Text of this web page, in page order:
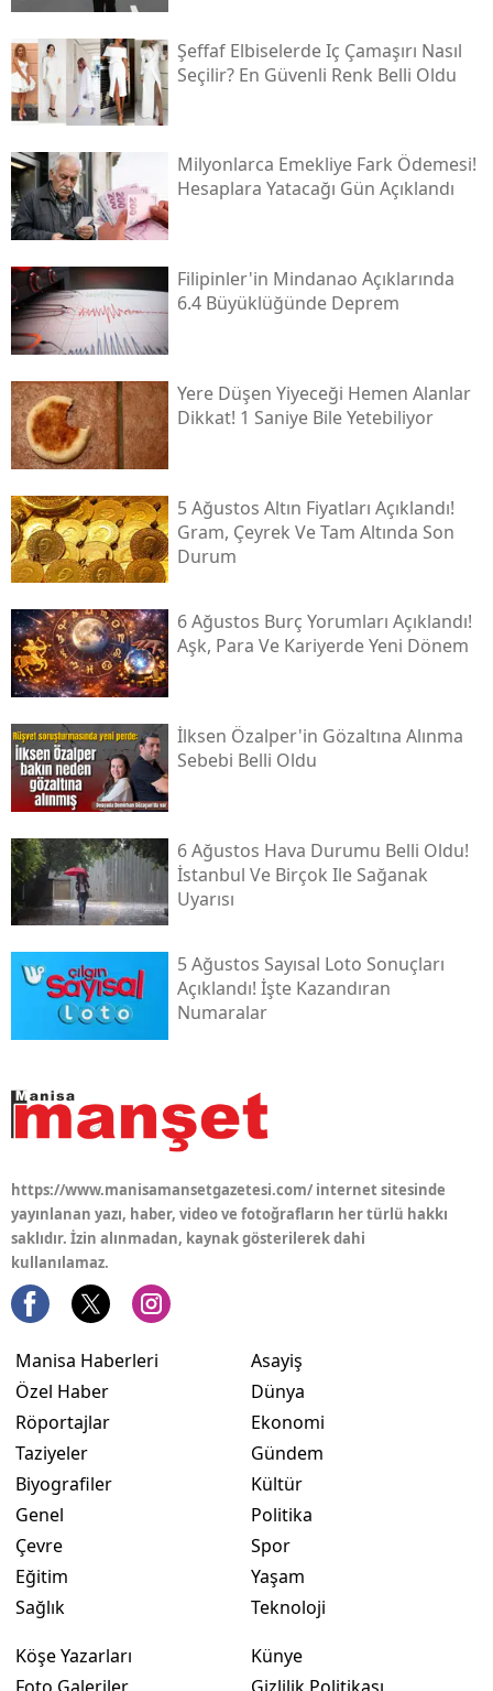
Şeffaf Elbiselerde Iç Çamaşırı Nasıl
Seçilir? En Güvenli Renk Belli Oldu
Milyonlarca Emekliye Fark Ödemesi!
Hesaplara Yatacağı Gün Açıklandı
Filipinler'in Mindanao Açıklarında
6.4 Büyüklüğünde Deprem
Yere Düşen Yiyeceği Hemen Alanlar
Dikkat! 1 Saniye Bile Yetebiliyor
5 Ağustos Altın Fiyatları Açıklandı!
Gram, Çeyrek Ve Tam Altında Son
Durum
6 Ağustos Burç Yorumları Açıklandı!
Aşk, Para Ve Kariyerde Yeni Dönem
İlksen Özalper'in Gözaltına Alınma
Sebebi Belli Oldu
6 Ağustos Hava Durumu Belli Oldu!
İstanbul Ve Birçok Ile Sağanak
Uyarısı
5 Ağustos Sayısal Loto Sonuçları
Açıklandı! İşte Kazandıran
Numaralar
https://www.manisamansetgazetesi.com/ internet sitesinde
yayınlanan yazı, haber, video ve fotoğrafların her türlü hakkı
saklıdır. İzin alınmadan, kaynak gösterilerek dahi
kullanılamaz.
Manisa Haberleri
Özel Haber
Röportajlar
Taziyeler
Biyografiler
Genel
Çevre
Eğitim
Sağlık
Asayiş
Dünya
Ekonomi
Gündem
Kültür
Politika
Spor
Yaşam
Teknoloji
Köşe Yazarları
Künye